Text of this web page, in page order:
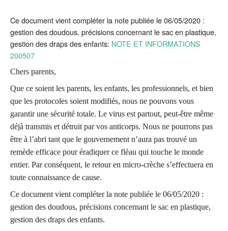
Ce document vient compléter la note publiée le 06/05/2020 :
gestion des doudous, précisions concernant le sac en plastique,
gestion des draps des enfants: NOTE ET INFORMATIONS
200507
Chers parents,
Que ce soient les parents, les enfants, les professionnels, et bien
que les protocoles soient modifiés, nous ne pouvons vous
garantir une sécurité totale. Le virus est partout, peut-être même
déjà transmis et détruit par vos anticorps. Nous ne pourrons pas
être à l’abri tant que le gouvernement n’aura pas trouvé un
remède efficace pour éradiquer ce fléau qui touche le monde
entier. Par conséquent, le retour en micro-crèche s’effectuera en
toute connaissance de cause.
Ce document vient compléter la note publiée le 06/05/2020 :
gestion des doudous, précisions concernant le sac en plastique,
gestion des draps des enfants.